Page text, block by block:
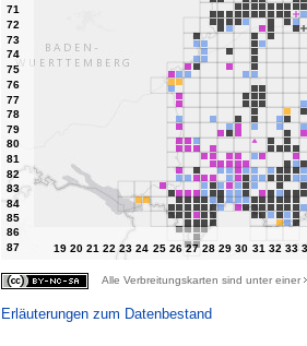
Alle Verbreitungskarten sind unter einer
Erläuterungen zum Datenbestand